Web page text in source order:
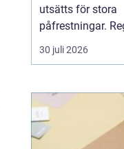
utsätts för stora
påfrestningar.
snabba
avloppen
omsorg än
När vatten börjar
undan
30 juli 2026